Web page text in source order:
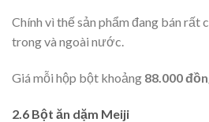
Chính vì thế sản phẩm đang bán
trong và ngoài nước.
Giá mỗi hộp bột khoảng 88.000
2.6 Bột ăn dặm Meiji